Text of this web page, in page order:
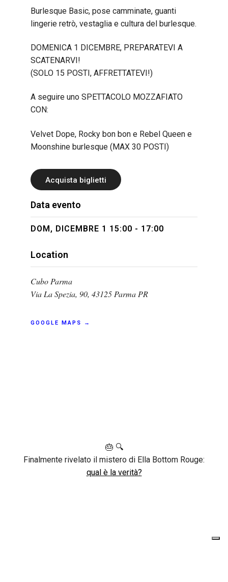
Burlesque Basic, pose camminate, guanti
lingerie retrò, vestaglia e cultura del burlesque.
DOMENICA 1 DICEMBRE, PREPARATEVI A
SCATENARVI!
(SOLO 15 POSTI, AFFRETTATEVI!)
A seguire uno SPETTACOLO MOZZAFIATO
CON:
Velvet Dope, Rocky bon bon e Rebel Queen e
Moonshine burlesque (MAX 30 POSTI)
Acquista biglietti
Data evento
DOM, DICEMBRE 1 15:00 - 17:00
Location
Cubo Parma
Via La Spezia, 90, 43125 Parma PR
GOOGLE MAPS →
🎂 🔍
Finalmente rivelato il mistero di Ella Bottom Rouge:
qual è la verità?